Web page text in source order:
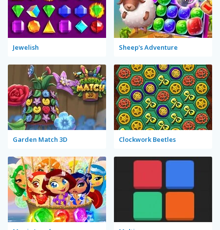
Jewelish Sheep's Adventure
Garden Match 3D Clockwork Beetles